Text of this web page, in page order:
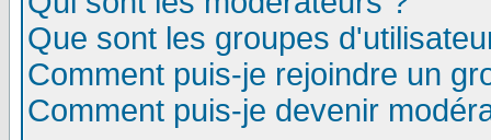
Que sont les groupes
Comment puis-je rejoindre un
Comment puis-je devenir